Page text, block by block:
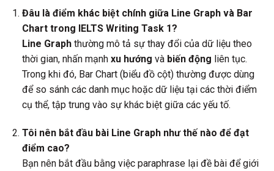
Đâu là điểm khác biệt chính giữa Line Graph và Bar
Chart trong IELTS Writing Task 1?
Line Graphthường mô tả sự thay đổi của dữ liệu theo
thời gian, nhấn mạnh xu hướng và biến động liên tục.
Trong khi đó, Bar Chart (biểu đồ cột) thường được dùng
để so sánh các danh mục hoặc dữ liệu tại các thời điểm
cụ thể, tập trung vào sự khác biệt giữa các yếu tố.
Tôi nên bắt đầu bài Line Graph như thế nào để đạt
điểm cao?
Bạn nên bắt đầu bằng việc paraphrase lại đề bài để giới